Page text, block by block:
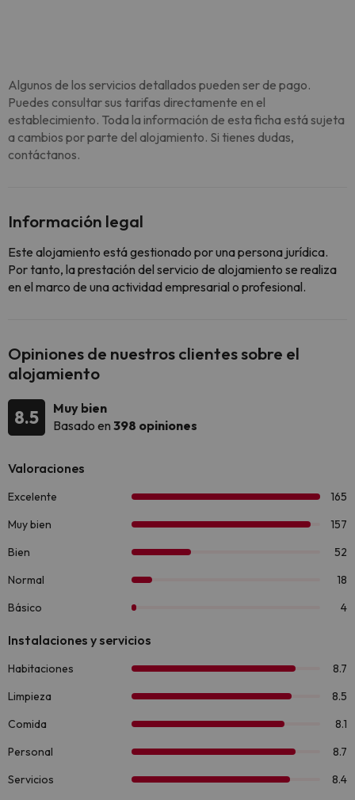
Algunos de los servicios detallados pueden ser de pago.
Puedes consultar sus tarifas directamente en el
establecimiento. Toda la información de esta ficha está sujeta
a cambios por parte del alojamiento. Si tienes dudas,
contáctanos.
Información legal
Este alojamiento está gestionado por una persona jurídica.
Por tanto, la prestación del servicio de alojamiento se realiza
en el marco de una actividad empresarial o profesional.
Opiniones de nuestros clientes sobre el
alojamiento
8.5
Muy bien
Basado en 398 opiniones